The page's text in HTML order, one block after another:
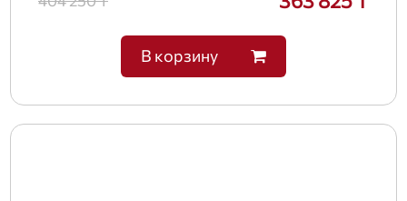
В корзину